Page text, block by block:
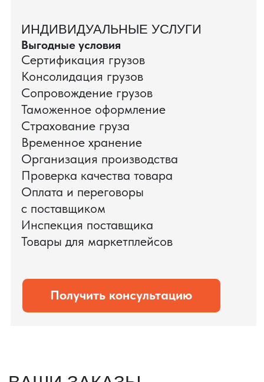
КЕЙС ПАО «РОСТЕЛЕКОМ»
ПАО «Ростелеком» доверяет нам полный
цикл международных поставок — от
поиска и проверки поставщиков до
доставки оборудования.
Мы обеспечили полный цикл работ:
проверку продукции, логистику,
таможенное оформление и контроль
сроков. В результате все товары были
доставлены точно в срок и без
дополнительных рисков.
PRO TORG — проверенный партнёр по
международной логистике для ведущих
федеральных компаний.
Оставить заявку